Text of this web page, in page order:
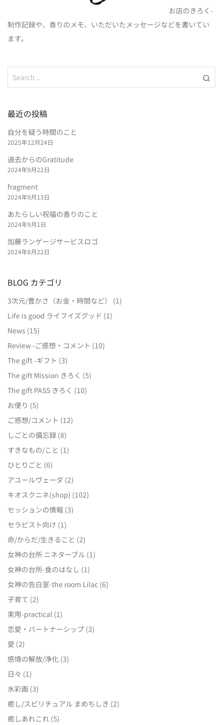
お店のきろく-
制作記録や、香りのメモ、いただいたメッセージなどを書いてい
ます。
最近の投稿
自分を疑う時間のこと
2025年12月24日
過去からのGratitude
2024年9月22日
fragment
2024年9月13日
あたらしい祝福の香りのこと
2024年9月1日
加藤ランゲージサービスロゴ
2024年8月22日
BLOG カテゴリ
3次元/豊かさ（お金・時間など）
(1)
Life is good ライフイズグッド (1)
News (15)
Review -ご感想・コメント (10)
The gift -ギフト (3)
The gift Mission きろく (5)
The gift PASS きろく (10)
お便り (5)
ご感想/コメント (12)
しごとの備忘録 (8)
すきなもの/こと (1)
ひとりごと (6)
アユールヴェーダ (2)
キオスクニネ(shop) (102)
セッションの情報 (3)
セラピスト向け (1)
命/からだ/生きること (2)
女神の台所 ニネターブル (1)
女神の台所-食のはなし (1)
女神の告白室-the room Lilac (6)
子育て (2)
実用-practical (1)
恋愛・パートナーシップ (3)
愛 (2)
感情の解放/浄化 (3)
日々 (1)
水彩画 (3)
癒し/スピリチュアル まめちしき (2)
癒しあれこれ (5)